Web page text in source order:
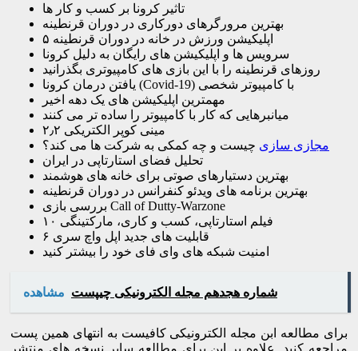
تاثیر کرونا بر کسب و کار ها
بهترین مرورگرهای دورکاری در دوران قرنطینه
۵ اپلیکیشن ورزش در خانه در دوران قرنطینه
سرویس ها و اپلیکیشن های رایگان به دلیل کرونا
روزهای قرنطینه را با این بازی های کامپیوتری بگذرانید
یافتن درمان کرونا (Covid-19) با کامپیوتر شخصی
مهمترین اپلیکیشن های یک دهه اخیر
میانبرهایی که کار با کامپیوتر را ساده تر می کنند
مینی کوپر الکتریکی ۲٫۲
مجازی سازی چیست و چه کمکی به شرکت ها می کند؟
تحلیل فضای استارتاپی در ایران
بهترین دستیارهای صوتی برای خانه های هوشمند
بهترین برنامه های ویدئو کنفرانس در دوران قرنطینه
بررسی بازی Call of Dutty-Warzone
۱۰ فیلم استارتاپی، کسب و کاری، مارکتینگی
قابلیت های جدید اپل واچ سری ۶
امنیت شبکه های وای فای خود را بیشتر کنید
مشاهده شماره هجدهم مجله الکترونیکی چیپست
برای مطالعه ابن مجله الکترونیکی کافیست به انتهای همین پست
مراجعه کنید. علاوه بر این برای مطالعه سایر نسخه های منتشر